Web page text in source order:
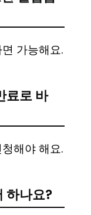
가능해요.
료로 바
해야 해요.
하나요?